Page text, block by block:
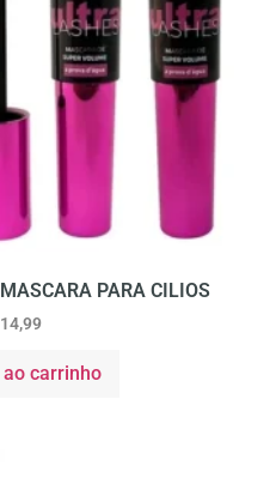
PARA CILIOS
carrinho